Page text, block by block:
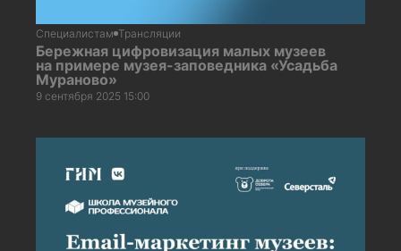
Специалистам Трансляции
Бережная цифровизация малых музеев
на примере музея-заповедника «Усадьба
Мураново»
9 сентября 2025 15:00